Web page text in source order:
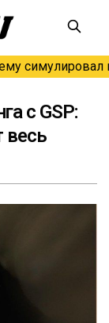
симулировал
с GSP:
весь